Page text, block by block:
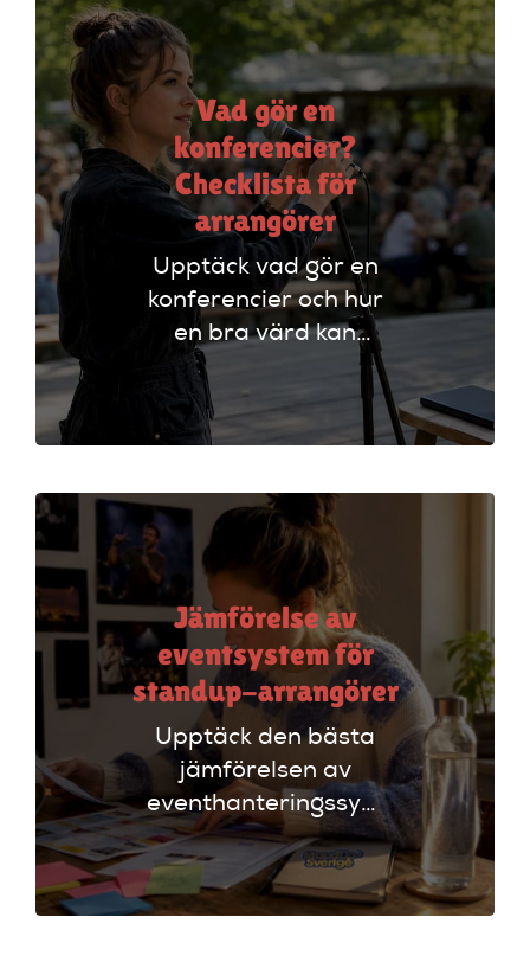
Vad gör en
konferencier?
Checklista för
arrangörer
Upptäck vad gör en
konferencier och hur
en bra värd kan
lyfta ditt event. Följ
vår checklista för
att säkerställa en
arrangemang!
Jämförelse av
eventsystem för
standup-arrangörer
Upptäck den bästa
jämförelsen av
eventhanteringssystem
för standup-
arrangörer. Få
insikter om